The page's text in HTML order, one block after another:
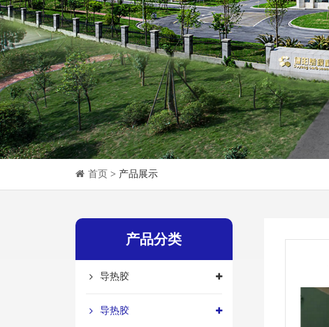
首页 > 产品展示
产品分类
导热胶
导热胶